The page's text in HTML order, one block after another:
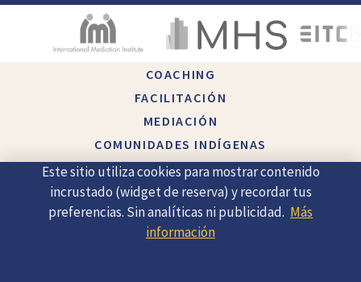
COACHING
FACILITACIÓN
MEDIACIÓN
COMUNIDADES INDÍGENAS
ACERCA DE
CONTACTO
Este sitio utiliza cookies para mostrar contenido
incrustado (widget de reserva) y recordar tus
preferencias. Sin analíticas ni publicidad. Más
información